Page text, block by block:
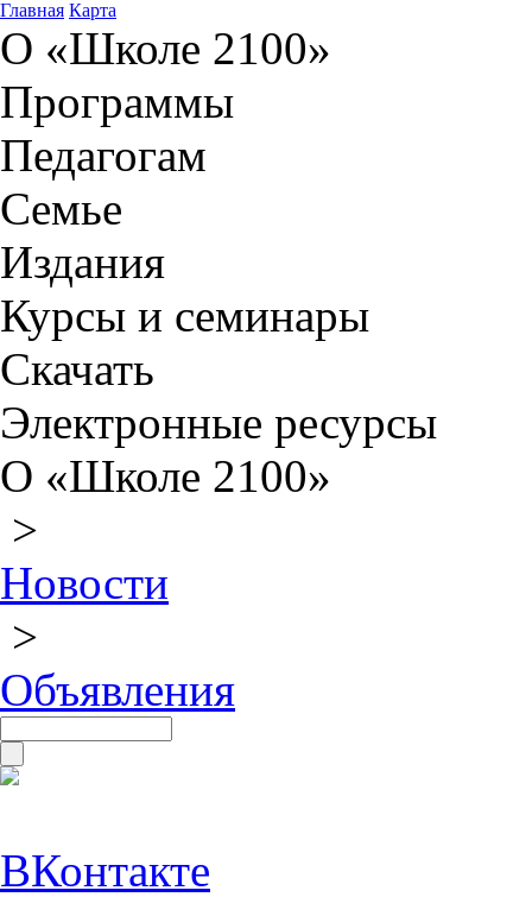
Главная Карта
О «Школе 2100»
Программы
Педагогам
Семье
Издания
Курсы и семинары
Скачать
Электронные ресурсы
О «Школе 2100»
>
Новости
>
Объявления
ВКонтакте